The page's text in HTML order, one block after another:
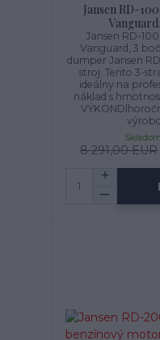
Jansen RD-
Jansen RD-
Vanguard, 3
dumper Jansen
stroj. Tento 3-
ideálny na
náklad s
8 291,00 EUR